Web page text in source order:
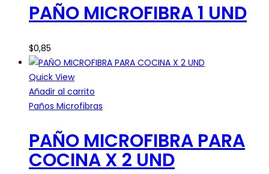
PAÑO MICROFIBRA 1 UND
$0,85
Quick View
Añadir al carrito
Paños Microfibras
PAÑO MICROFIBRA PARA
COCINA X 2 UND